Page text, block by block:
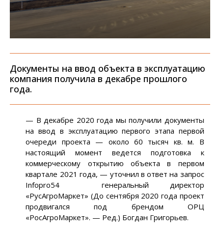
Документы на ввод объекта в эксплуатацию
компания получила в декабре прошлого
года.
— В декабре 2020 года мы получили документы
на ввод в эксплуатацию первого этапа первой
очереди проекта — около 60 тысяч кв. м. В
настоящий момент ведется подготовка к
коммерческому открытию объекта в первом
квартале 2021 года, — уточнил в ответ на запрос
Infopro54 генеральный директор
«РусАгроМаркет» (До сентября 2020 года проект
продвигался под брендом ОРЦ
«РосАгроМаркет». — Ред.) Богдан Григорьев.